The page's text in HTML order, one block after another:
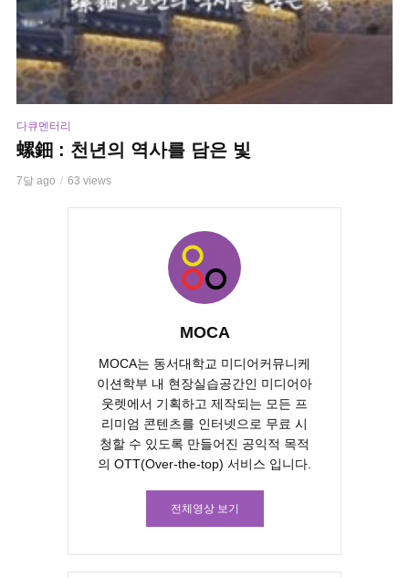
다큐멘터리
螺鈿 : 천년의 역사를 담은 빛
7달 ago 63 views
MOCA
MOCA는 동서대학교 미디어커뮤니케
이션학부 내 현장실습공간인 미디어아
웃렛에서 기획하고 제작되는 모든 프
리미엄 콘텐츠를 인터넷으로 무료 시
청할 수 있도록 만들어진 공익적 목적
의 OTT(Over-the-top) 서비스 입니다.
전체영상 보기